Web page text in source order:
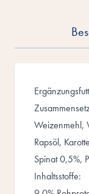
Weizenmehl,
Rapsöl,
Spinat 0,5%,
Inhaltsstoffe: